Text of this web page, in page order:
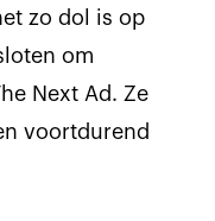
zo dol is op
om
Next Ad. Ze
voortdurend